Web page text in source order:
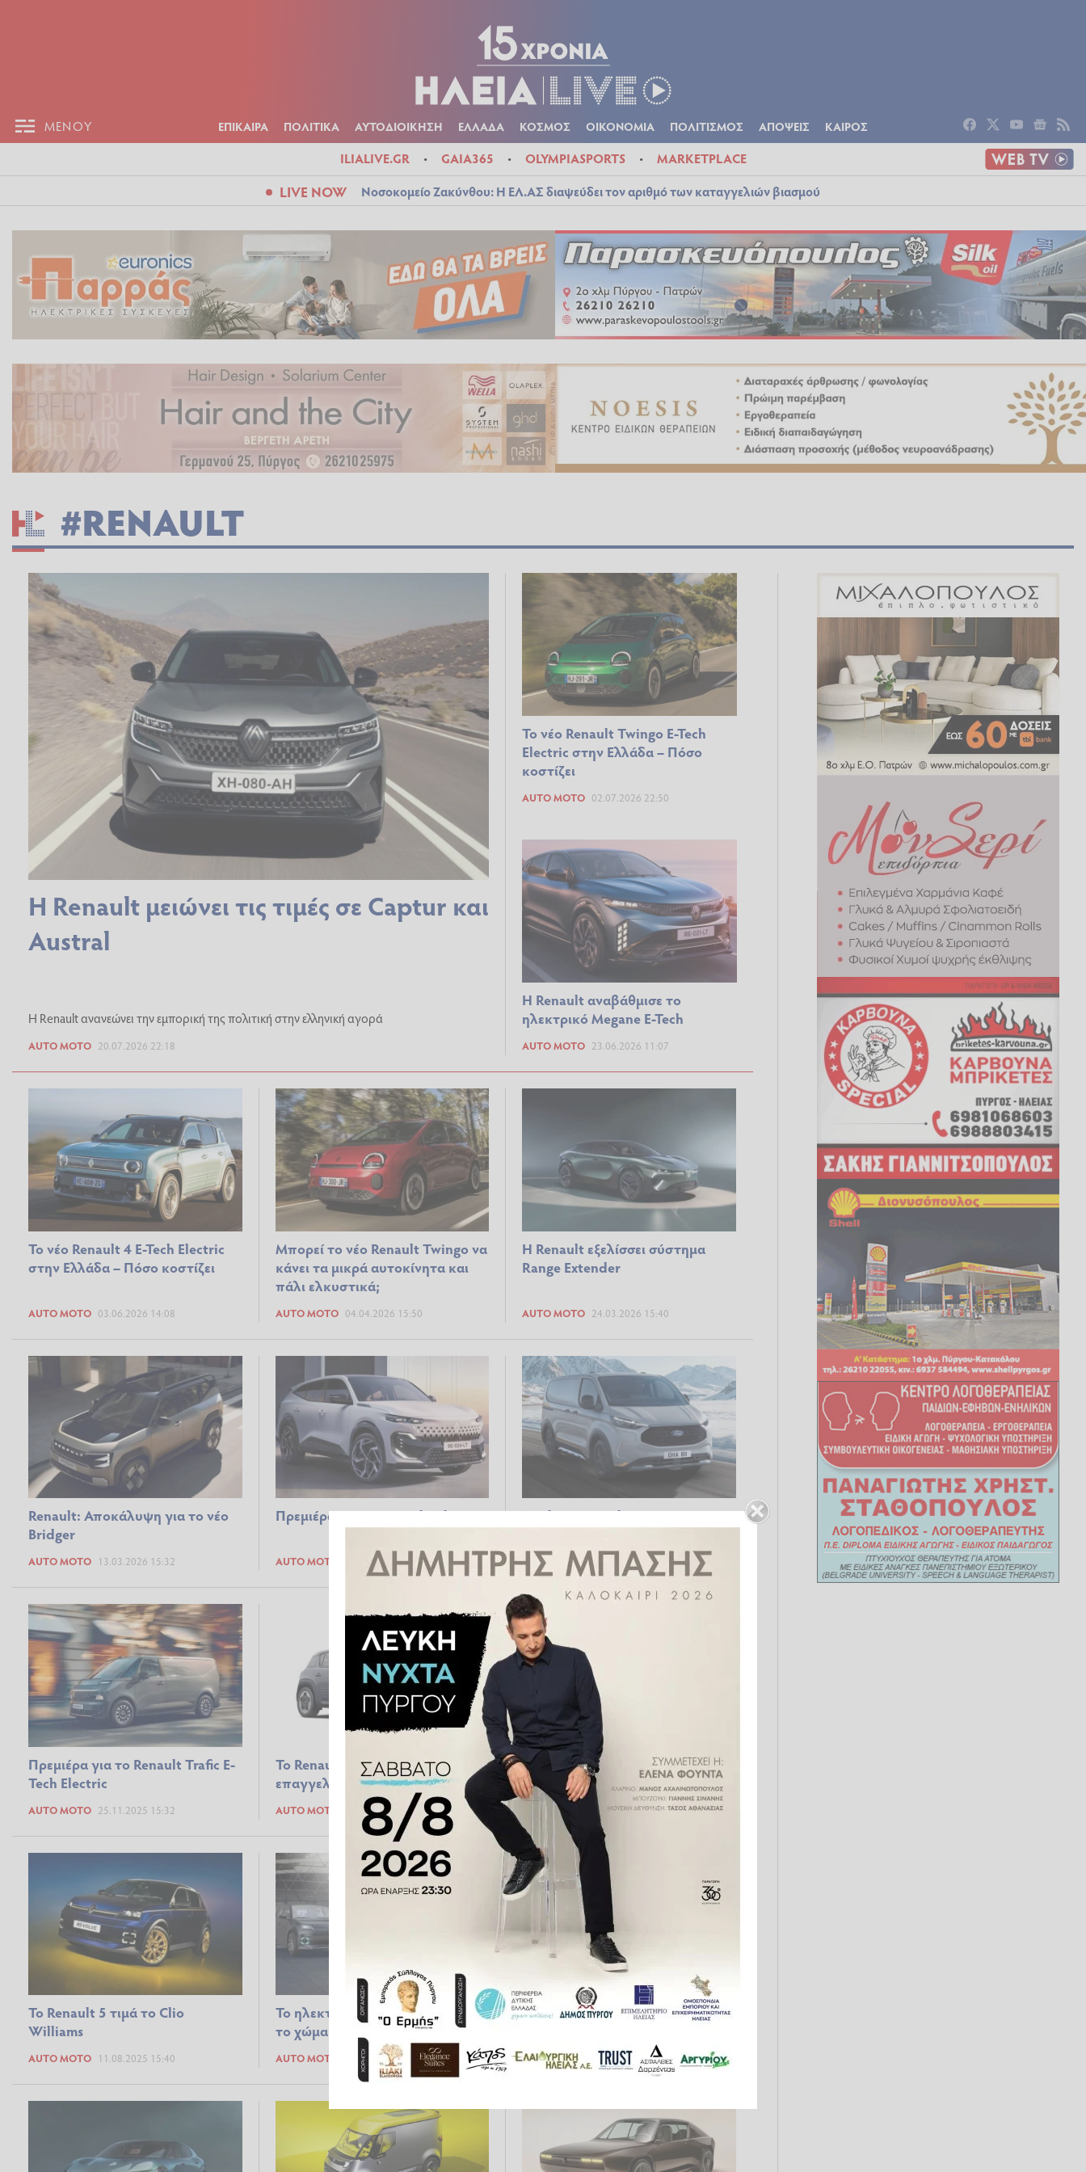
ΜΕΝΟΥ ΕΠΙΚΑΙΡΑ ΠΟΛΙΤΙΚΑ ΑΥΤΟΔΙΟΙΚΗΣΗ ΕΛΛΑΔΑ ΚΟΣΜΟΣ ΟΙΚΟΝΟΜΙΑ ΠΟΛΙΤΙΣΜΟΣ ΑΠΟΨΕΙΣ ΚΑΙΡΟΣ
ILIALIVE.GR GAIA365 OLYMPIASPORTS MARKETPLACE
LIVE NOW Νοσοκομείο Ζακύνθου: Η ΕΛ.ΑΣ διαψεύδει τον αριθμό των καταγγελιών βιασμού
#RENAULT
Η Renault μειώνει τις τιμές σε Captur και
Austral
Η Renault ανανεώνει την εμπορική της πολιτική στην ελληνική αγορά
AUTO MOTO 20.07.2026 22:18
Το νέο Renault Twingo E-Tech
Electric στην Ελλάδα – Πόσο
κοστίζει
AUTO MOTO 02.07.2026 22:50
Η Renault αναβάθμισε το
ηλεκτρικό Megane E-Tech
AUTO MOTO 23.06.2026 11:07
Το νέο Renault 4 E-Tech Electric
στην Ελλάδα – Πόσο κοστίζει
AUTO MOTO 03.06.2026 14:08
Μπορεί το νέο Renault Twingo να
κάνει τα μικρά αυτοκίνητα και
πάλι ελκυστικά;
AUTO MOTO 04.04.2026 15:50
H Renault εξελίσσει σύστημα
Range Extender
AUTO MOTO 24.03.2026 15:40
Renault: Αποκάλυψη για το νέο
Bridger
AUTO MOTO 13.03.2026 15:32
Πρεμιέρα για το Renault Filante
AUTO MOTO 17.01.2026 15:40
Ford και Renault ενώνουν
δυνάμεις
AUTO MOTO 18.12.2025 15:39
Πρεμιέρα για το Renault Trafic E-
Tech Electric
AUTO MOTO 25.11.2025 15:32
To Renault 4 E-Tech και
επαγγελματικό
AUTO MOTO 25.10.2025 15:48
Η Renault σκέφτεται ένα
«καυτό» Megane
AUTO MOTO 19.09.2025 15:39
Το Renault 5 τιμά το Clio
Williams
AUTO MOTO 11.08.2025 15:40
To ηλεκτρικό Renault 5 λατρεύει
το χώμα
AUTO MOTO 05.07.2025 15:39
Το δημιουργικό μέλλον της
AUTO MOTO 16.12.2024 15:40